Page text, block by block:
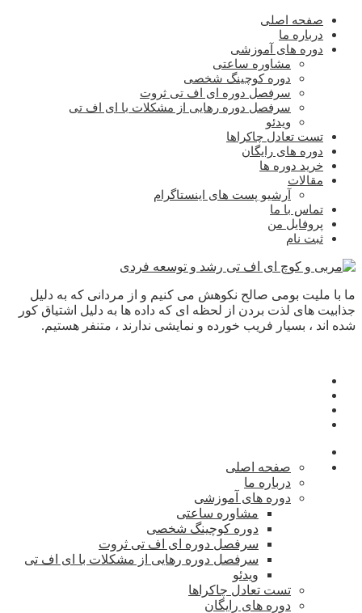
صفحه اصلی
درباره ما
دوره های آموزشی
مشاوره ساعتی
دوره کوچینگ شخصی
سرفصل دوره ای اف تی ثروت
سرفصل دوره رهایی از مشکلات با ای اف تی
ویدئو
تست تعادل چاکراها
دوره های رایگان
خرید دوره ها
مقالات
آرشیو پست های اینستاگرام
تماس با ما
پروفایل من
ثبت نام
ما با ملیت بومی صالح نکوهش می کنیم و از مردانی که به دلیل
جذابیت های لذت بردن از لحظه ای که داده ها به دلیل اشتیاق کور
شده اند ، بسیار فریب خورده و نمایشی ندارند ، متنفر هستیم.
صفحه اصلی
درباره ما
دوره های آموزشی
مشاوره ساعتی
دوره کوچینگ شخصی
سرفصل دوره ای اف تی ثروت
سرفصل دوره رهایی از مشکلات با ای اف تی
ویدئو
تست تعادل چاکراها
دوره های رایگان